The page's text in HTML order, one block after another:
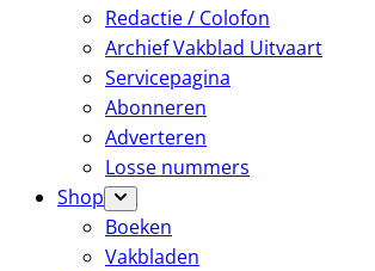
Redactie / Colofon
Archief Vakblad Uitvaart
Servicepagina
Abonneren
Adverteren
Losse nummers
Shop
Boeken
Vakbladen